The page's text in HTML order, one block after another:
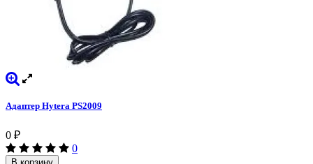
Адаптер Hytera PS2009
0 ₽
0